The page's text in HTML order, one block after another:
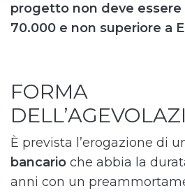
progetto non deve essere
70.000 e non superiore a
FORMA
È prevista l’erogazione di
bancario che abbia la
anni con un